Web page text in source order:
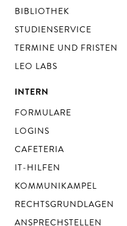
BIBLIOTHEK
STUDIENSERVICE
TERMINE UND FRISTEN
LEO LABS
INTERN
FORMULARE
LOGINS
CAFETERIA
IT-HILFEN
KOMMUNIKAMPEL
RECHTSGRUNDLAGEN
ANSPRECHSTELLEN